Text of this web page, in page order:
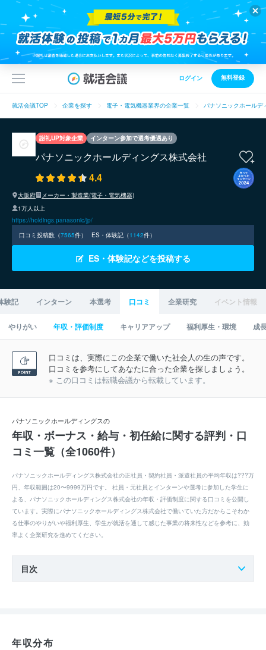
ログイン 無料登録
就活会議TOP 企業を探す 電子・電気機器業界の企業一覧 パナソニックホールデ
謝礼UP対象企業 インターン参加で選考優遇あり
パナソニックホールディングス株式会社
4.4
大阪府
メーカー・製造業(電子・電気機器)
1万人以上
https://holdings.panasonic/jp/
口コミ投稿数（7565件） ES・体験記（1142件）
ES・体験記などを投稿する
験記 インターン 本選考 口コミ 企業研究 イベント情報
やりがい 年収・評価制度 キャリアアップ 福利厚生・環境 成
口コミは、実際にこの企業で働いた社会人の生の声です。
口コミを参考にしてあなたに合った企業を探しましょう。
※ この口コミは転職会議から転載しています。
パナソニックホールディングスの
年収・ボーナス・給与・初任給に関する評判・口
コミ一覧（全1060件）
パナソニックホールディングス株式会社の正社員・契約社員・派遣社員の平均年収は???万
円、年収範囲は20〜9999万円です。 社員・元社員とインターンや選考に参加した学生に
よる、パナソニックホールディングス株式会社の年収・評価制度に関する口コミを公開し
ています。実際にパナソニックホールディングス株式会社で働いていた方だからこそわか
る仕事のやりがいや福利厚生、学生が就活を通して感じた事業の将来性などを参考に、効
率よく企業研究を進めてください。
目次
年収分布